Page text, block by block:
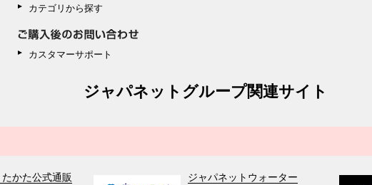
カテゴリから探す
カスタマーサポート
ジャパネットグループ関連サイト
かた公式通販 ジャパネットウォーター